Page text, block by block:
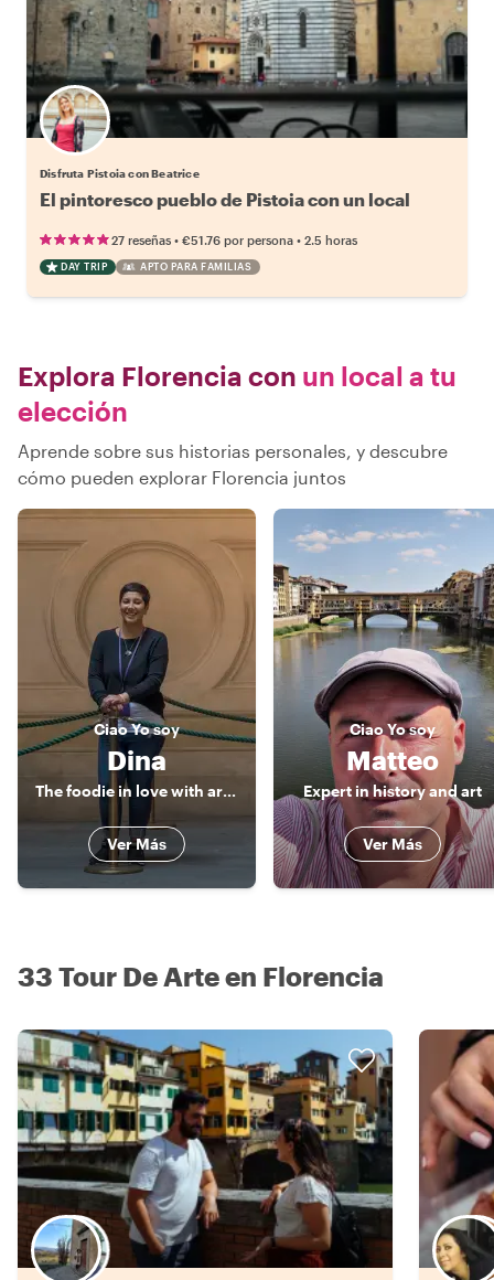
Disfruta Pistoia con Beatrice
El pintoresco pueblo de Pistoia con un local
27 reseñas • €51.76 por persona • 2.5 horas
DAY TRIP APTO PARA FAMILIAS
Explora Florencia con un local a tu
elección
Aprende sobre sus historias personales, y descubre
cómo pueden explorar Florencia juntos
CiaoYo soy
Dina
The foodie in love with art and history!
Ver Más
CiaoYo soy
Matteo
Expert in history and art
Ver Más
33 Tour De Arte en Florencia
Elige tu local favorito